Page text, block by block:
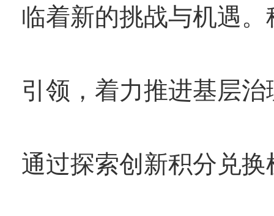
临着新的挑战与机遇
引领，着力推进基层
通过探索创新积分兑